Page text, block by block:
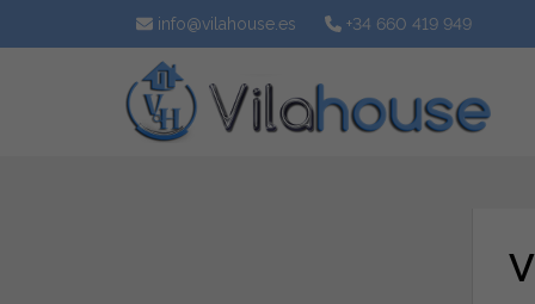
info@vilahouse.es +34 660 419 949